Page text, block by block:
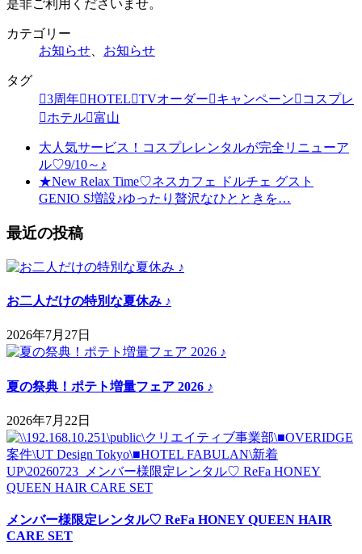
是非ご利用くださいませ。
カテゴリー
お知らせ、 お知らせ
タグ
3周年 HOTEL TVオーダー キャンペーン
コスプレ
ホテル 富山
大人気サービス！コスプレレンタルが完全リニューア
ル♡9/10～♪
★New Relax Time♡ネスカフェ ドルチェ グスト
GENIO S増設♪ゆったり贅沢なひとときを…
最近の投稿
お二人だけの特別な夏休み ♪
2026年7月27日
夏の祭典！ポテト増量フェア 2026 ♪
2026年7月22日
メンバー様限定レンタル♡ ReFa HONEY QUEEN HAIR
CARE SET